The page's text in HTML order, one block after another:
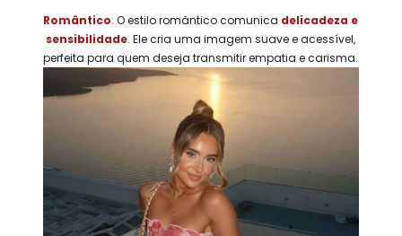
Romântico: O estilo romântico comunica delicadeza e
sensibilidade. Ele cria uma imagem suave e acessível,
perfeita para quem deseja transmitir empatia e carisma.